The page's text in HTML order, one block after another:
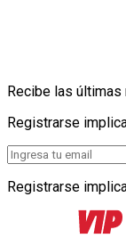
Recibe las
Registrarse
Registrarse